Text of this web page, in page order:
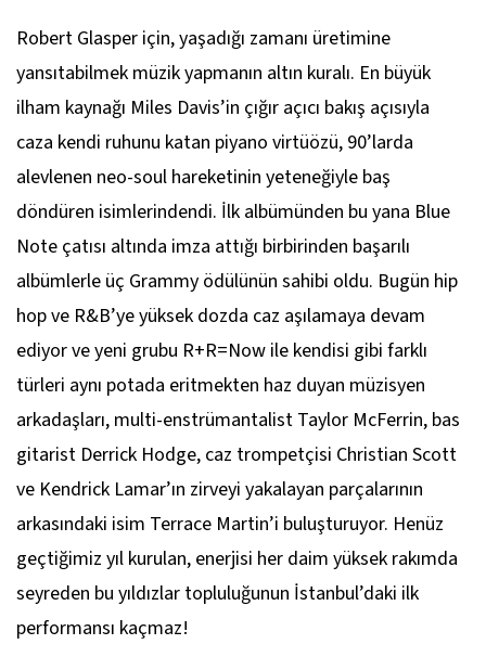
Robert Glasper için, yaşadığı zamanı üretimine
yansıtabilmek müzik yapmanın altın kuralı. En büyük
ilham kaynağı Miles Davis’in çığır açıcı bakış açısıyla
caza kendi ruhunu katan piyano virtüözü, 90’larda
alevlenen neo-soul hareketinin yeteneğiyle baş
döndüren isimlerindendi. İlk albümünden bu yana Blue
Note çatısı altında imza attığı birbirinden başarılı
albümlerle üç Grammy ödülünün sahibi oldu. Bugün hip
hop ve R&B’ye yüksek dozda caz aşılamaya devam
ediyor ve yeni grubu R+R=Now ile kendisi gibi farklı
türleri aynı potada eritmekten haz duyan müzisyen
arkadaşları, multi-enstrümantalist Taylor McFerrin, bas
gitarist Derrick Hodge, caz trompetçisi Christian Scott
ve Kendrick Lamar’ın zirveyi yakalayan parçalarının
arkasındaki isim Terrace Martin’i buluşturuyor. Henüz
geçtiğimiz yıl kurulan, enerjisi her daim yüksek rakımda
seyreden bu yıldızlar topluluğunun İstanbul’daki ilk
performansı kaçmaz!